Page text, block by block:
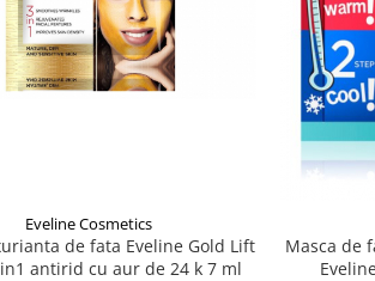
Eveline Cosmetics
de fata Eveline Gold Lift
antirid cu aur de 24 k 7 ml
Masca de